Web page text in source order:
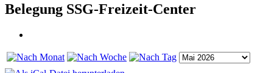
Belegung SSG-Freizeit-Center